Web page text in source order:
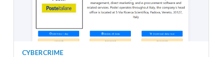
CYBERCRIME